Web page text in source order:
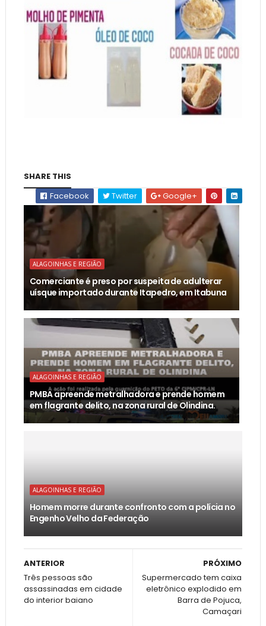
SHARE THIS
Facebook
Twitter Google+
ALAGOINHAS E REGIÃO
Comerciante é preso por suspeita de adulterar
uísque importado durante Itapedro, em Itabuna
ALAGOINHAS E REGIÃO
PMBA apreende metralhadora e prende homem
em flagrante delito, na zona rural de Olindina.
ALAGOINHAS E REGIÃO
Homem morre durante confronto com a polícia no
Engenho Velho da Federação
PRÓXIMO
Supermercado tem caixa
eletrônico explodido em
Barra de Pojuca,
Camaçari
ANTERIOR
Três pessoas são
assassinadas em cidade
do interior baiano